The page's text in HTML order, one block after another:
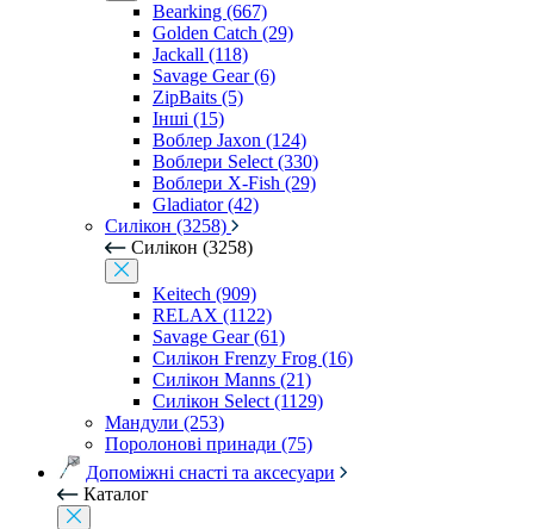
Bearking (667)
Golden Catch (29)
Jackall (118)
Savage Gear (6)
ZipBaits (5)
Інші (15)
Воблер Jaxon (124)
Воблери Select (330)
Воблери X-Fish (29)
Gladiator (42)
Силікон (3258)
Силікон (3258)
Keitech (909)
RELAX (1122)
Savage Gear (61)
Силікон Frenzy Frog (16)
Силікон Manns (21)
Силікон Select (1129)
Мандули (253)
Поролонові принади (75)
Допоміжні снасті та аксесуари
Каталог